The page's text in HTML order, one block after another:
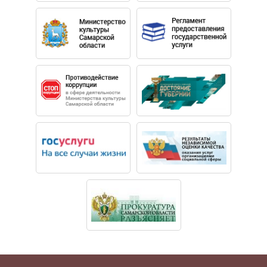
оркестров и трех дирижеров (Концертный зал имени П.
И. Чайковского). В 2018 году провел мировую
премьеру сочинения «T–S–D» для виолончели с
оркестром Г. Канчели на открытии X Международного
фестиваля виолончельной музыки VIVACELLO.
Художественный руководитель Фестиваля барочной
музыки (Большом театре, сезон 2014/15),
Международного Свято-Владимирского фестиваля
православного пения «Просветитель» (Карелия, остров
Валаам, 2016), Международного фестиваля
классической музыки «Кантата» (Калининград, 2021).
С 2014 года – приглашенный дирижер Большого
театра России. Дирижер-постановщик оперетты
«Перикола» Ж. Оффенбаха (Камерная сцена Большого